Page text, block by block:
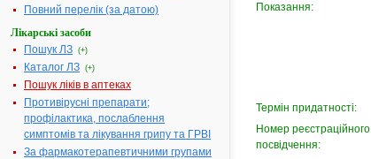
Повний перелік (за датою)
Лікарські засоби
Пошук ЛЗ (+)
Каталог ЛЗ (+)
Пошук ліків в аптеках
Противірусні препарати;
профілактика, послаблення
симптомів та лікування грипу та ГРВІ
За фармакотерапевтичними групами
Показання:
Термін придатності:
Номер реєстраційного
посвідчення: